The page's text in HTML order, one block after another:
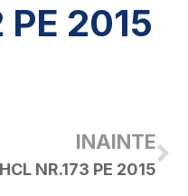
PE 2015
INAINTE
HCL NR.173 PE 2015